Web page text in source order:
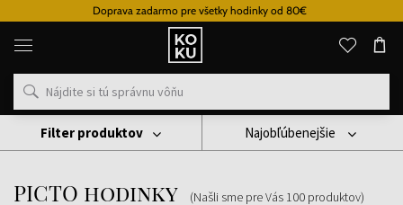
Doprava zadarmo pre všetky hodinky od 80€
Originálne
parfémy
hodinky
na
mieste
Hodinky
PICTO Hodinky
PICTO hodinky (Našli sme pre Vás 100 produktov)
Najobľúbenejšie
Filter produktov